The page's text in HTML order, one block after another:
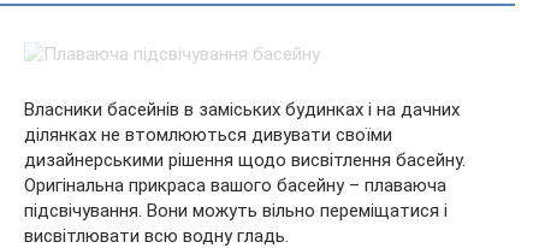
Власники басейнів в заміських будинках і на дачних
ділянках не втомлюються дивувати своїми
дизайнерськими рішення щодо висвітлення басейну.
Оригінальна прикраса вашого басейну – плаваюча
підсвічування. Вони можуть вільно переміщатися і
висвітлювати всю водну гладь.